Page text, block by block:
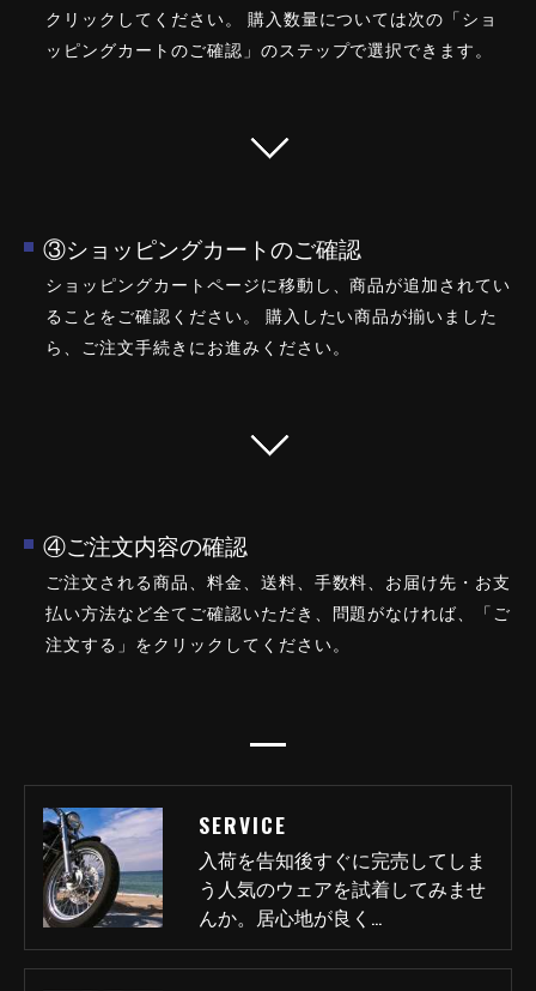
クリックしてください。 購入数量については次の「ショ
ッピングカートのご確認」のステップで選択できます。
③ショッピングカートのご確認
ショッピングカートページに移動し、商品が追加されてい
ることをご確認ください。 購入したい商品が揃いました
ら、ご注文手続きにお進みください。
④ご注文内容の確認
ご注文される商品、料金、送料、手数料、お届け先・お支
払い方法など全てご確認いただき、問題がなければ、「ご
注文する」をクリックしてください。
SERVICE
入荷を告知後すぐに完売してしま
う人気のウェアを試着してみませ
んか。居心地が良く…